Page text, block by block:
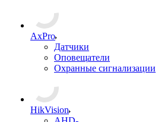
AxPro
Датчики
Оповещатели
Охранные сигнализации
HikVision